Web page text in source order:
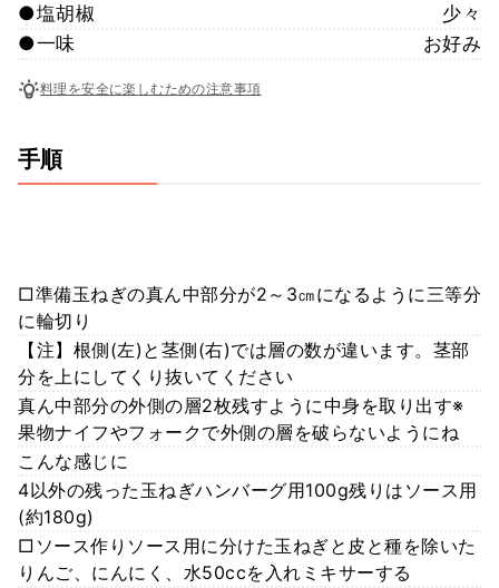
●塩胡椒
少々
●一味
お好み
料理を安全に楽しむための注意事項
手順
□準備玉ねぎの真ん中部分が2～3㎝になるように三等分
に輪切り
【注】根側(左)と茎側(右)では層の数が違います。茎部
分を上にしてくり抜いてください
真ん中部分の外側の層2枚残すように中身を取り出す※
果物ナイフやフォークで外側の層を破らないようにね
こんな感じに
4以外の残った玉ねぎハンバーグ用100g残りはソース用
(約180g)
□ソース作りソース用に分けた玉ねぎと皮と種を除いた
りんご、にんにく、水50ccを入れミキサーする